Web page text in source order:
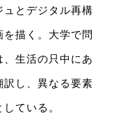
ュとデジタル再構
描く。大学で問
生活の只中にあ
訳し、異なる要素
ている。